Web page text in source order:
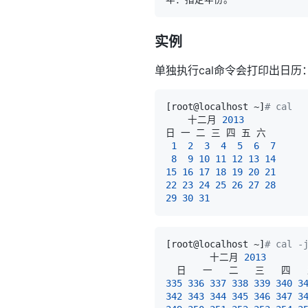
实例
单独执行cal命令会打印出日历：
[ root@localhost ~] # cal
    十二月
2013
1
2 3 4 5 6
7
8
9 10 11 12 13 14
15 16 17 18 19 20 21
22 23 24 25 26 27 28
29 30 31
[ root@localhost ~] # cal -j
        十二月
2013
335 336 337 338 339 340
342 343 344 345 346 347